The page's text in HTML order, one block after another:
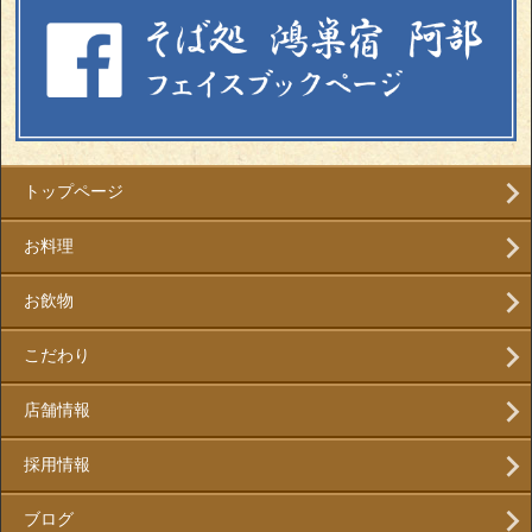
トップページ
お料理
お飲物
こだわり
店舗情報
採用情報
ブログ